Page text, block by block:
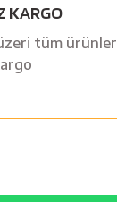
KARGO
tüm ürünler